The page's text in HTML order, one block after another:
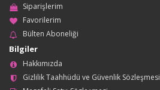
Siparişlerim
Favorilerim
Bülten Aboneliği
Bilgiler
Hakkımızda
Gizlilik Taahhüdü ve Güvenlik Sözleşmesi